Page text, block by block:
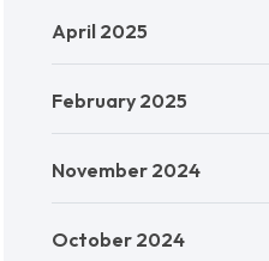
April 2025
February 2025
November 2024
October 2024